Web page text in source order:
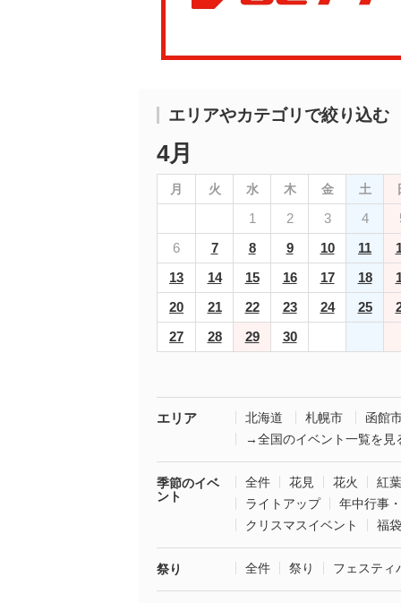
エリアやカテゴリで絞り込む
4月
月 火 水 木 金 土
1 2 3 4
6
7 8 9 10 11
13
14 15 16 17 18
20
21 22 23 24 25
27
28 29 30
エリア 北海道 札幌市
函館
→全国のイベント一覧を見
季節のイベ
ント
全件 花見 花火
紅葉
ライトアップ
年中行事
クリスマスイベント
福
祭り 全件 祭り フェスティ